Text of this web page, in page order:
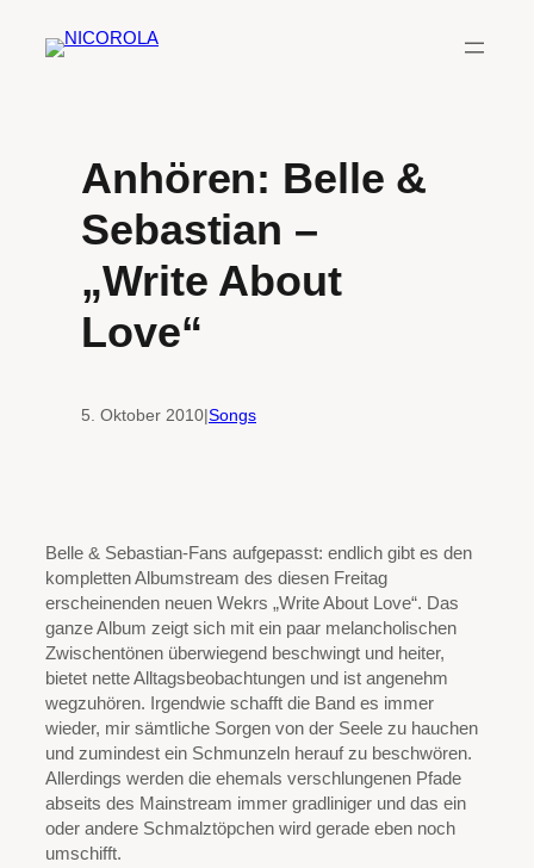
Inhalt
Anhören: Belle &
Sebastian –
„Write About
Love“
5. Oktober 2010|Songs
Belle & Sebastian-Fans aufgepasst: endlich gibt es den
kompletten Albumstream des diesen Freitag
erscheinenden neuen Wekrs „Write About Love“. Das
ganze Album zeigt sich mit ein paar melancholischen
Zwischentönen überwiegend beschwingt und heiter,
bietet nette Alltagsbeobachtungen und ist angenehm
wegzuhören. Irgendwie schafft die Band es immer
wieder, mir sämtliche Sorgen von der Seele zu hauchen
und zumindest ein Schmunzeln herauf zu beschwören.
Allerdings werden die ehemals verschlungenen Pfade
abseits des Mainstream immer gradliniger und das ein
oder andere Schmalztöpchen wird gerade eben noch
umschifft.